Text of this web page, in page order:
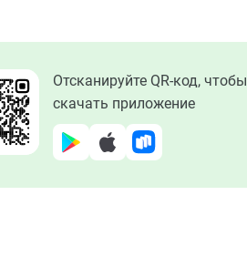
Отсканируйте QR-код, чтобы
скачать приложение